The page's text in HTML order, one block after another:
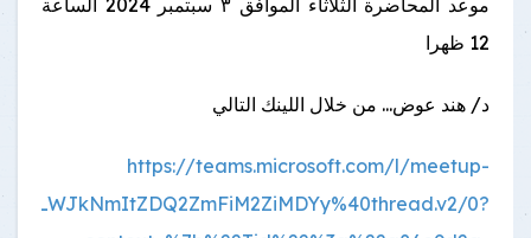
12 ظهرا
د/ هند عوض... من خلال اللينك التالي
https://teams.microsoft.com/l/meetup-
0?